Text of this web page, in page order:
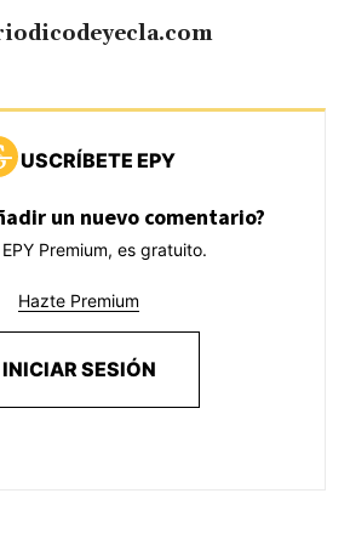
USCRÍBETE EPY
un nuevo comentario?
Premium, es gratuito.
Hazte Premium
INICIAR SESIÓN